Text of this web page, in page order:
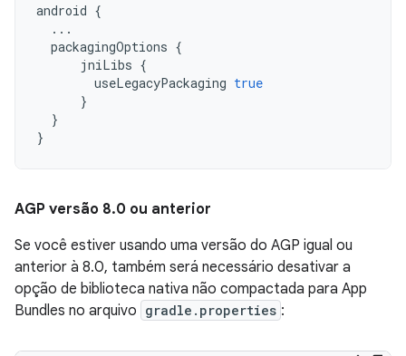
android {
...
packagingOptions {
jniLibs {
useLegacyPackaging true
}
}
}
AGP versão 8.0 ou anterior
Se você estiver usando uma versão do AGP igual ou
anterior à 8.0, também será necessário desativar a
opção de biblioteca nativa não compactada para App
Bundles no arquivo gradle.properties :